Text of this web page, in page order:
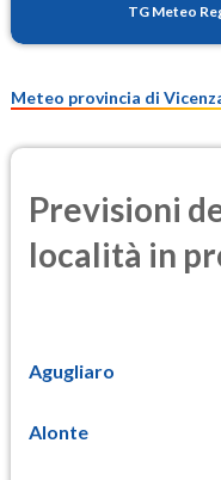
TG Meteo
Meteo provincia di
Previsioni
località in
Agugliaro
Alonte